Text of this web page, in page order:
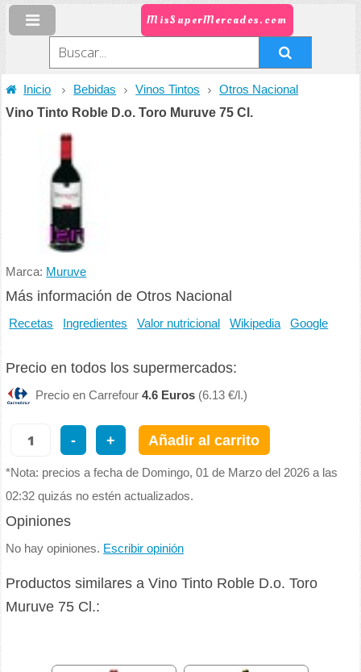
MisSuperMercados.com
Inicio Bebidas Vinos Tintos Otros Nacional
Vino Tinto Roble D.o. Toro Muruve 75 Cl.
Marca: Muruve
Más información de Otros Nacional
Recetas Ingredientes Valor nutricional Wikipedia Google
Precio en todos los supermercados:
Precio en Carrefour4.6 Euros (6.13 €/l.)
- + Añadir al carrito
*Nota: precios a fecha de Domingo, 01 de Marzo del 2026 a las
02:32 quizás no estén actualizados.
Opiniones
No hay opiniones. Escribir opinión
Productos similares a Vino Tinto Roble D.o. Toro
Muruve 75 Cl.: